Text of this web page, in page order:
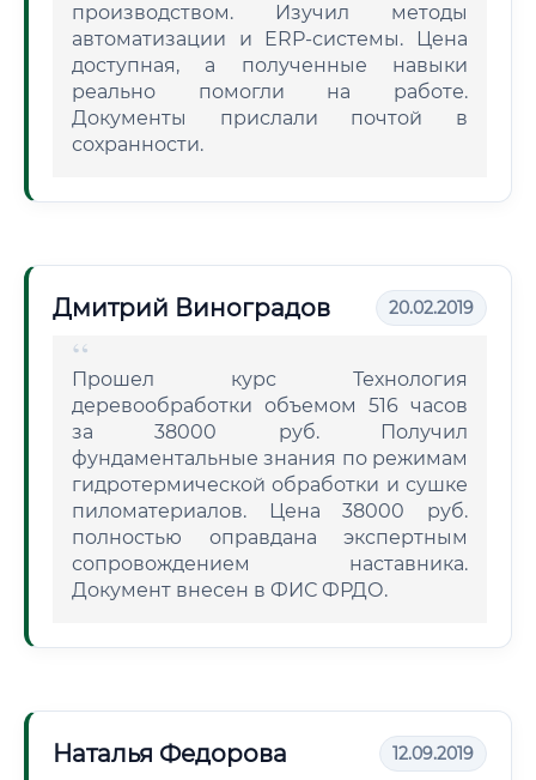
производством. Изучил методы
автоматизации и ERP-системы. Цена
доступная, а полученные навыки
реально помогли на работе.
Документы прислали почтой в
сохранности.
Дмитрий Виноградов 20.02.2019
Прошел курс Технология
деревообработки объемом 516 часов
за 38000 руб. Получил
фундаментальные знания по режимам
гидротермической обработки и сушке
пиломатериалов. Цена 38000 руб.
полностью оправдана экспертным
сопровождением наставника.
Документ внесен в ФИС ФРДО.
Наталья Федорова 12.09.2019